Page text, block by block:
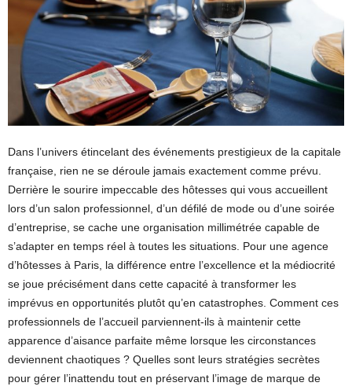
Dans l’univers étincelant des événements prestigieux de la capitale
française, rien ne se déroule jamais exactement comme prévu.
Derrière le sourire impeccable des hôtesses qui vous accueillent
lors d’un salon professionnel, d’un défilé de mode ou d’une soirée
d’entreprise, se cache une organisation millimétrée capable de
s’adapter en temps réel à toutes les situations. Pour une agence
d’hôtesses à Paris, la différence entre l’excellence et la médiocrité
se joue précisément dans cette capacité à transformer les
imprévus en opportunités plutôt qu’en catastrophes. Comment ces
professionnels de l’accueil parviennent-ils à maintenir cette
apparence d’aisance parfaite même lorsque les circonstances
deviennent chaotiques ? Quelles sont leurs stratégies secrètes
pour gérer l’inattendu tout en préservant l’image de marque de